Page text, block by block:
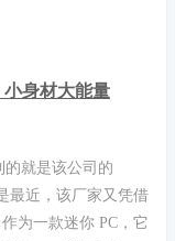
小身材大能量
的就是该公司的
最近，该厂家又凭借
为一款迷你 PC，它